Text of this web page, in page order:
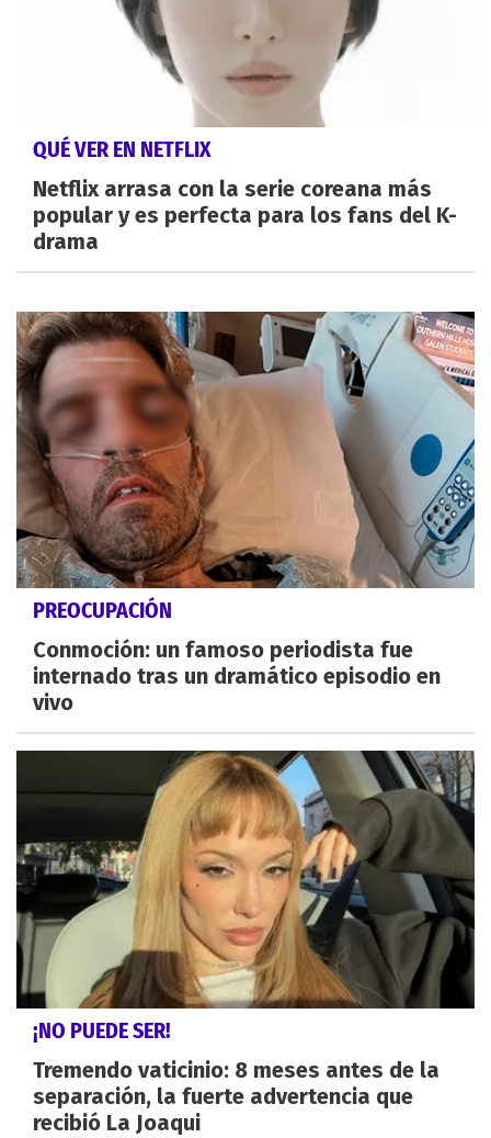
QUÉ VER EN NETFLIX
Netflix arrasa con la serie coreana más
popular y es perfecta para los fans del K-
drama
PREOCUPACIÓN
Conmoción: un famoso periodista fue
internado tras un dramático episodio en
vivo
¡NO PUEDE SER!
Tremendo vaticinio: 8 meses antes de la
separación, la fuerte advertencia que
recibió La Joaqui